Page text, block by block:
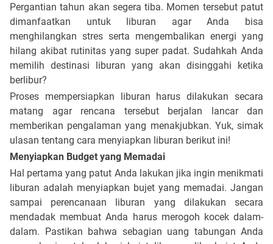
Pergantian tahun akan segera tiba. Momen tersebut patut
dimanfaatkan untuk liburan agar Anda bisa
menghilangkan stres serta mengembalikan energi yang
hilang akibat rutinitas yang super padat. Sudahkah Anda
memilih destinasi liburan yang akan disinggahi ketika
berlibur?
Proses mempersiapkan liburan harus dilakukan secara
matang agar rencana tersebut berjalan lancar dan
memberikan pengalaman yang menakjubkan. Yuk, simak
ulasan tentang cara menyiapkan liburan berikut ini!
Menyiapkan Budget yang Memadai
Hal pertama yang patut Anda lakukan jika ingin menikmati
liburan adalah menyiapkan bujet yang memadai. Jangan
sampai perencanaan liburan yang dilakukan secara
mendadak membuat Anda harus merogoh kocek dalam-
dalam. Pastikan bahwa sebagian uang tabungan Anda